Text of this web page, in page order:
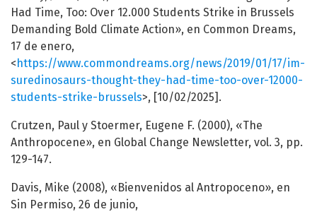
Had Time, Too: Over 12.000 Students Strike in Brussels
Demanding Bold Climate Action», en Common Dreams,
17 de enero,
<https://www.commondreams.org/news/2019/01/17/im-
suredinosaurs-thought-they-had-time-too-over-12000-
students-strike-brussels>, [10/02/2025].
Crutzen, Paul y Stoermer, Eugene F. (2000), «The
Anthropocene», en Global Change Newsletter, vol. 3, pp.
129-147.
Davis, Mike (2008), «Bienvenidos al Antropoceno», en
Sin Permiso, 26 de junio,